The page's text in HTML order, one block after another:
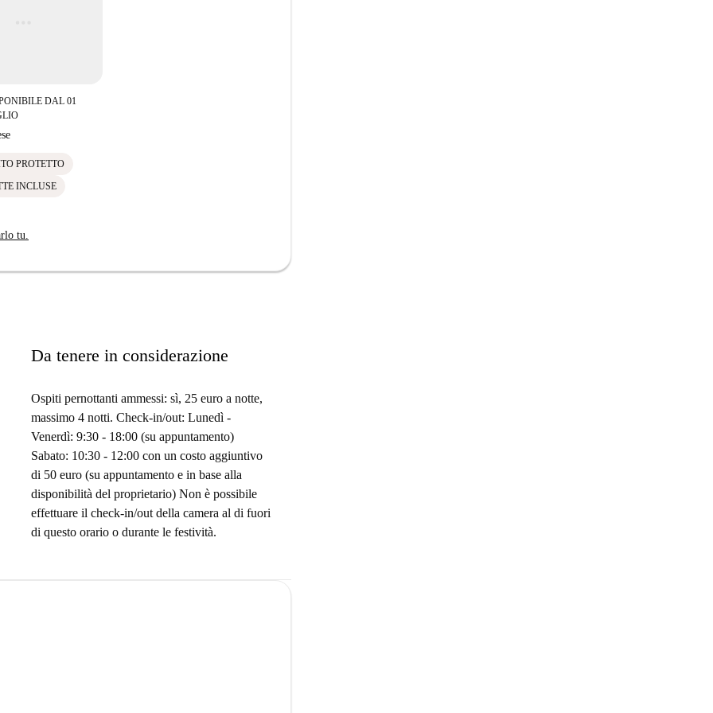
DAL 01
PROTETTO
INCLUSE
tu.
Da tenere in considerazione
Ospiti pernottanti ammessi: sì, 25 euro a notte,
massimo 4 notti. Check-in/out: Lunedì -
Venerdì: 9:30 - 18:00 (su appuntamento)
Sabato: 10:30 - 12:00 con un costo aggiuntivo
di 50 euro (su appuntamento e in base alla
disponibilità del proprietario) Non è possibile
effettuare il check-in/out della camera al di fuori
di questo orario o durante le festività.